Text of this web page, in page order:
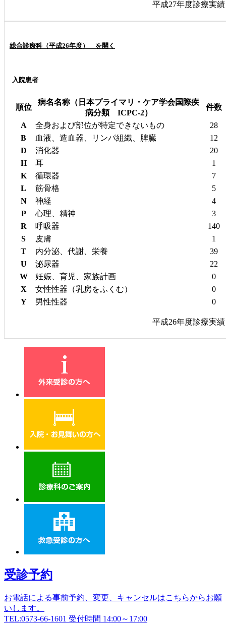
平成27年度診療実績
総合診療科（平成26年度） を開く
入院患者
順位
病名名称（日本プライマリ・ケア学会国際疾
病分類 ICPC-2）
件数
A 全身および部位が特定できないもの
28
B
血液、造血器、リンパ組織、脾臓
12
D
消化器
20
H
耳
1
K
循環器
7
L
筋骨格
5
N
神経
4
P
心理、精神
3
R
呼吸器
140
S
皮膚
1
T
内分泌、代謝、栄養
39
U
泌尿器
22
W
妊娠、育児、家族計画
0
X
女性性器（乳房をふくむ）
0
Y
男性性器 0
平成26年度診療実績
受診予約
お電話による事前予約、変更、キャンセルはこちらからお願
いします。
TEL:0573-66-1601 受付時間 14:00～17:00